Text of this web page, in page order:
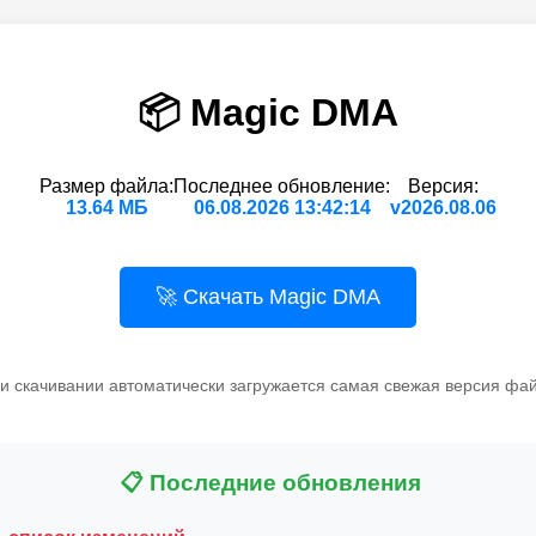
📦 Magic DMA
Размер файла:
13.64 МБ
Последнее обновление:
06.08.2026 13:42:14
Версия:
v2026.08.06
🚀 Скачать Magic DMA
скачивании автоматически загружается самая свежая версия
📋 Последние обновления